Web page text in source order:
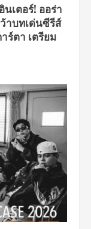
เตอร์! ออร่า
าบทเด่นซีรีส์
ร์ตา เตรียม